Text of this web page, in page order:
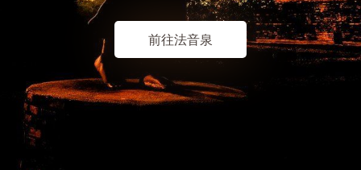
前往法音泉